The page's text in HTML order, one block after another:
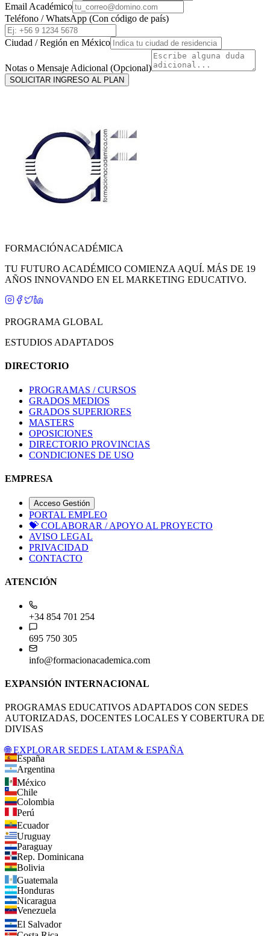
Email Académico
Teléfono / WhatsApp (Con código de país)
Ciudad / Región en México
Notas o Mensaje Adicional (Opcional)
SOLICITAR INGRESO AL PLAN
FORMACIÓNACADÉMICA
TU FUTURO ACADÉMICO COMIENZA AQUÍ. MÁS DE 19
AÑOS INNOVANDO EN EL MARKETING EDUCATIVO.
PROGRAMA GLOBAL
ESTUDIOS ADAPTADOS
DIRECTORIO
PROGRAMAS / CURSOS
GRADOS MEDIOS
GRADOS SUPERIORES
MASTERS
OPOSICIONES
DIRECTORIO PROVINCIAS
CONDICIONES DE USO
EMPRESA
Acceso Gestión
PORTAL EMPLEO
💝 COLABORAR / APOYO AL PROYECTO
AVISO LEGAL
PRIVACIDAD
CONTACTO
ATENCIÓN
+34 854 701 254
695 750 305
info@formacionacademica.com
EXPANSIÓN INTERNACIONAL
PROGRAMAS EDUCATIVOS ADAPTADOS CON SEDES
AUTORIZADAS, DOCENTES LOCALES Y COBERTURA DE
DIVISAS
🌐 EXPLORAR SEDES LATAM & ESPAÑA
España
Argentina
México
Chile
Colombia
Perú
Ecuador
Uruguay
Paraguay
Rep. Dominicana
Bolivia
Guatemala
Honduras
Nicaragua
Venezuela
El Salvador